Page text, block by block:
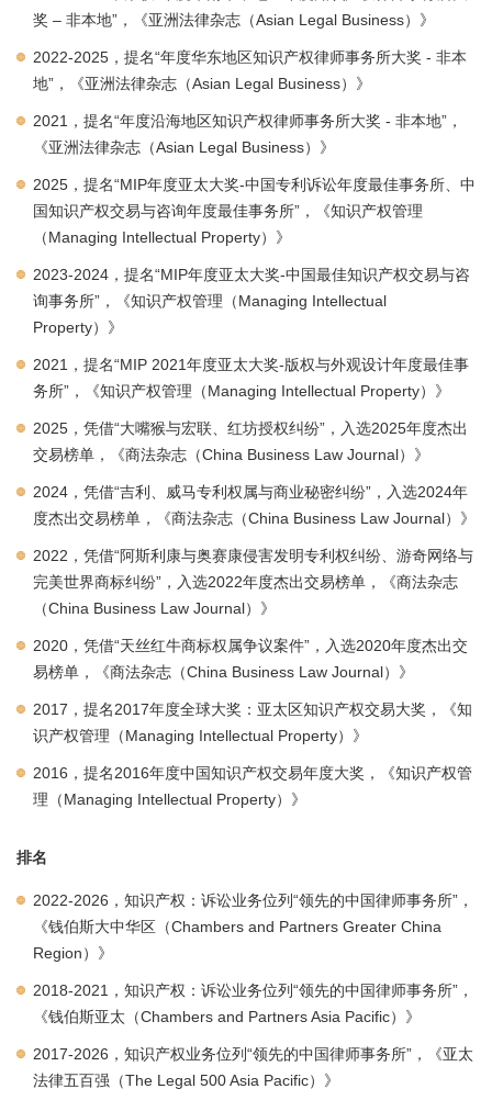
奖 – 非本地”，《亚洲法律杂志（Asian Legal Business）》
2022-2025，提名“年度华东地区知识产权律师事务所大奖 - 非本
地”，《亚洲法律杂志（Asian Legal Business）》
2021，提名“年度沿海地区知识产权律师事务所大奖 - 非本地”，
《亚洲法律杂志（Asian Legal Business）》
2025，提名“MIP年度亚太大奖-中国专利诉讼年度最佳事务所、中
国知识产权交易与咨询年度最佳事务所”，《知识产权管理
（Managing Intellectual Property）》
2023-2024，提名“MIP年度亚太大奖-中国最佳知识产权交易与咨
询事务所”，《知识产权管理（Managing Intellectual
Property）》
2021，提名“MIP 2021年度亚太大奖-版权与外观设计年度最佳事
务所”，《知识产权管理（Managing Intellectual Property）》
2025，凭借“大嘴猴与宏联、红坊授权纠纷”，入选2025年度杰出
交易榜单，《商法杂志（China Business Law Journal）》
2024，凭借“吉利、威马专利权属与商业秘密纠纷”，入选2024年
度杰出交易榜单，《商法杂志（China Business Law Journal）》
2022，凭借“阿斯利康与奥赛康侵害发明专利权纠纷、游奇网络与
完美世界商标纠纷”，入选2022年度杰出交易榜单，《商法杂志
（China Business Law Journal）》
2020，凭借“天丝红牛商标权属争议案件”，入选2020年度杰出交
易榜单，《商法杂志（China Business Law Journal）》
2017，提名2017年度全球大奖：亚太区知识产权交易大奖，《知
识产权管理（Managing Intellectual Property）》
2016，提名2016年度中国知识产权交易年度大奖，《知识产权管
理（Managing Intellectual Property）》
排名
2022-2026，知识产权：诉讼业务位列“领先的中国律师事务所”，
《钱伯斯大中华区（Chambers and Partners Greater China
Region）》
2018-2021，知识产权：诉讼业务位列“领先的中国律师事务所”，
《钱伯斯亚太（Chambers and Partners Asia Pacific）》
2017-2026，知识产权业务位列“领先的中国律师事务所”，《亚太
法律五百强（The Legal 500 Asia Pacific）》